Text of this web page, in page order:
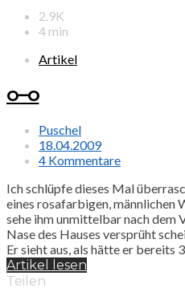
2.9K
4 min
Artikel
o–o
Puschel
18.04.2009
4 Kommentare
Ich schlüpfe dieses Mal
eines rosafarbigen, männlichen
sehe ihm unmittelbar nach dem
Nase des Hauses versprüht
Er sieht aus, als hätte er bereits
Artikel lesen
Teilen